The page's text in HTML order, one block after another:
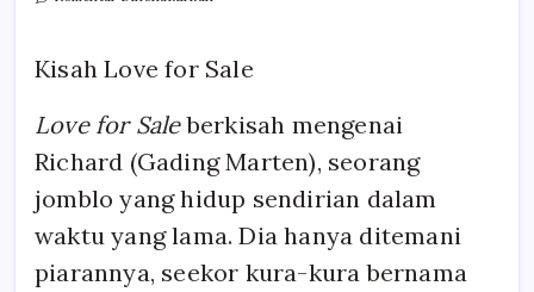
&
Love
For
Sale
Kisah Love for Sale
Love for Saleberkisah mengenai
Richard (Gading Marten), seorang
jomblo yang hidup sendirian dalam
waktu yang lama. Dia hanya ditemani
piarannya, seekor kura-kura bernama